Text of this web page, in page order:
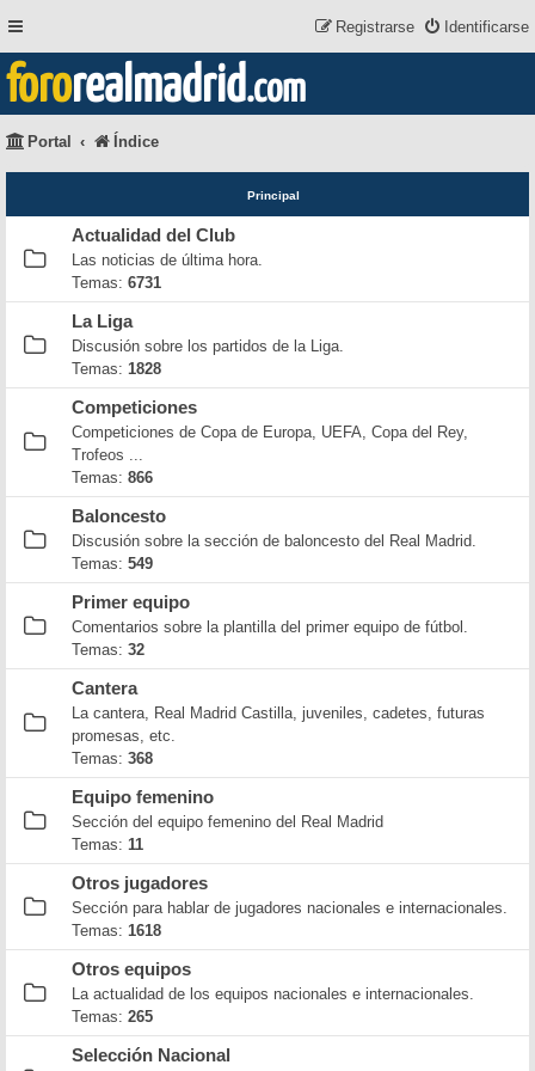
Identificarse
Registrarse
fororealmadrid.com
Portal Índice
Principal
Actualidad del Club
Las noticias de última hora.
Temas: 6731
La Liga
Discusión sobre los partidos de la Liga.
Temas: 1828
Competiciones
Competiciones de Copa de Europa, UEFA, Copa del Rey,
Trofeos ...
Temas: 866
Baloncesto
Discusión sobre la sección de baloncesto del Real Madrid.
Temas: 549
Primer equipo
Comentarios sobre la plantilla del primer equipo de fútbol.
Temas: 32
Cantera
La cantera, Real Madrid Castilla, juveniles, cadetes, futuras
promesas, etc.
Temas: 368
Equipo femenino
Sección del equipo femenino del Real Madrid
Temas: 11
Otros jugadores
Sección para hablar de jugadores nacionales e internacionales.
Temas: 1618
Otros equipos
La actualidad de los equipos nacionales e internacionales.
Temas: 265
Selección Nacional